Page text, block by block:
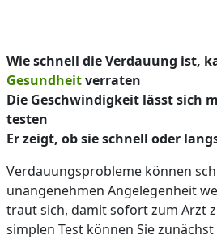
Wie schnell die Verdauung ist,
Gesundheitverraten
Die Geschwindigkeit lässt sich
testen
Er zeigt, ob sie schnell oder
Verdauungsprobleme können
unangenehmen Angelegenheit
traut sich, damit sofort zum Arzt
simplen Test können Sie